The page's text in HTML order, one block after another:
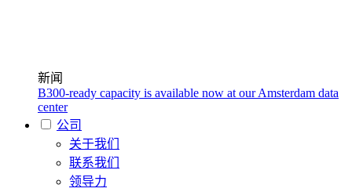
新闻
B300-ready capacity is available now at our Amsterdam data
center
公司
关于我们
联系我们
领导力